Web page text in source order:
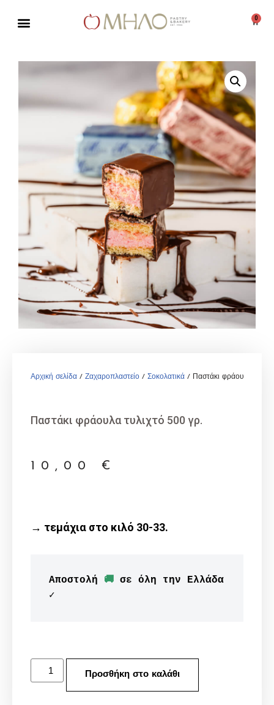
περιεχόμενο
0
Αρχική σελίδα / Ζαχαροπλαστείο / Σοκολατικά / Παστάκι φράουλα
Παστάκι φράουλα τυλιχτό 500 γρ.
10,00 €
→ τεμάχια στο κιλό 30-33.
Αποστολή 🚚 σε όλη την Ελλάδα
✓
Προσθήκη στο καλάθι